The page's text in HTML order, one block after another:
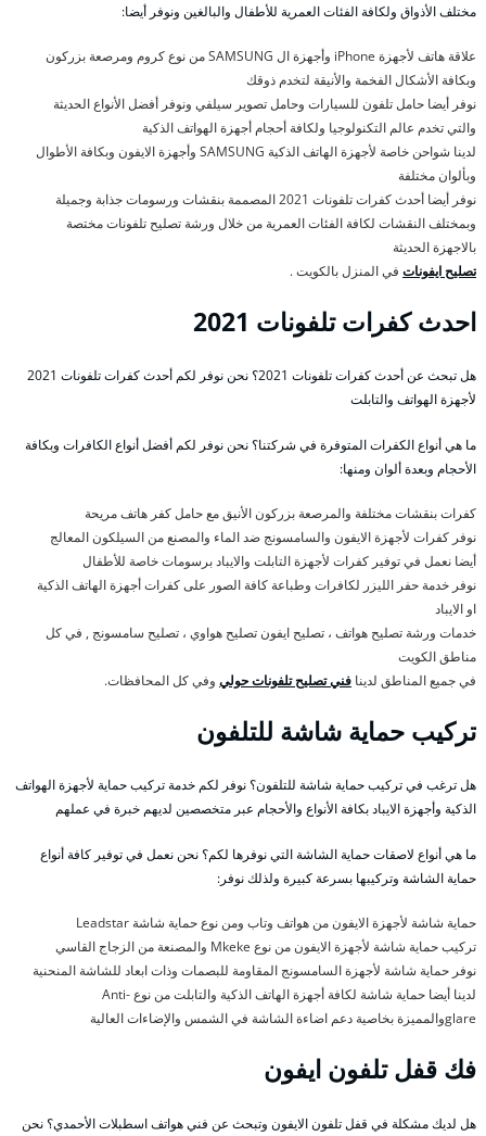
مختلف الأذواق ولكافة الفئات العمرية للأطفال والبالغين ونوفر أيضا:
علاقة هاتف لأجهزة iPhone وأجهزة ال SAMSUNG من نوع كروم ومرصعة بزركون
وبكافة الأشكال الفخمة والأنيقة لتخدم ذوقك
نوفر أيضا حامل تلفون للسيارات وحامل تصوير سيلفي ونوفر أفضل الأنواع الحديثة
والتي تخدم عالم التكنولوجيا ولكافة أحجام أجهزة الهواتف الذكية
لدينا شواحن خاصة لأجهزة الهاتف الذكية SAMSUNG وأجهزة الايفون وبكافة الأطوال
وبألوان مختلفة
نوفر أيضا أحدث كفرات تلفونات 2021 المصممة بنقشات ورسومات جذابة وجميلة
وبمختلف النقشات لكافة الفئات العمرية من خلال ورشة تصليح تلفونات مختصة
بالاجهزة الحديثة
تصليح ايفونات في المنزل بالكويت .
احدث كفرات تلفونات 2021
هل تبحث عن أحدث كفرات تلفونات 2021؟ نحن نوفر لكم أحدث كفرات تلفونات 2021
لأجهزة الهواتف والتابلت
ما هي أنواع الكفرات المتوفرة في شركتنا؟ نحن نوفر لكم أفضل أنواع الكافرات وبكافة
الأحجام وبعدة ألوان ومنها:
كفرات بنقشات مختلفة والمرصعة بزركون الأنيق مع حامل كفر هاتف مريحة
نوفر كفرات لأجهزة الايفون والسامسونج ضد الماء والمصنع من السيلكون المعالج
أيضا نعمل في توفير كفرات لأجهزة التابلت والايباد برسومات خاصة للأطفال
نوفر خدمة حفر الليزر لكافرات وطباعة كافة الصور على كفرات أجهزة الهاتف الذكية
او الايباد
خدمات ورشة تصليح هواتف ، تصليح ايفون تصليح هواوي ، تصليح سامسونج , في كل
مناطق الكويت
في جميع المناطق لدينا فني تصليح تلفونات حولي وفي كل المحافظات.
تركيب حماية شاشة للتلفون
هل ترغب في تركيب حماية شاشة للتلفون؟ نوفر لكم خدمة تركيب حماية لأجهزة الهواتف
الذكية وأجهزة الايباد بكافة الأنواع والأحجام عبر متخصصين لديهم خبرة في عملهم
ما هي أنواع لاصقات حماية الشاشة التي نوفرها لكم؟ نحن نعمل في توفير كافة أنواع
حماية الشاشة وتركيبها بسرعة كبيرة ولذلك نوفر:
حماية شاشة لأجهزة الايفون من هواتف وتاب ومن نوع حماية شاشة Leadstar
تركيب حماية شاشة لأجهزة الايفون من نوع Mkeke والمصنعة من الزجاج القاسي
نوفر حماية شاشة لأجهزة السامسونج المقاومة للبصمات وذات ابعاد للشاشة المنحنية
لدينا أيضا حماية شاشة لكافة أجهزة الهاتف الذكية والتابلت من نوع Anti-
glareوالمميزة بخاصية دعم اضاءة الشاشة في الشمس والإضاءات العالية
فك قفل تلفون ايفون
هل لديك مشكلة في قفل تلفون الايفون وتبحث عن فني هواتف اسطبلات الأحمدي؟ نحن